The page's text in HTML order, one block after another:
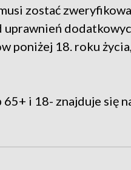
zostać
uprawnień
poniżej 18. roku
65+ i 18- znajduje się